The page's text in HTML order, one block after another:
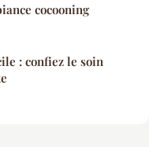
cocooning
: confiez le soin